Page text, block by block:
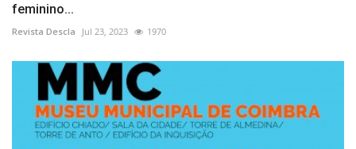
feminino...
Revista Descla Jul 23, 2023 1970